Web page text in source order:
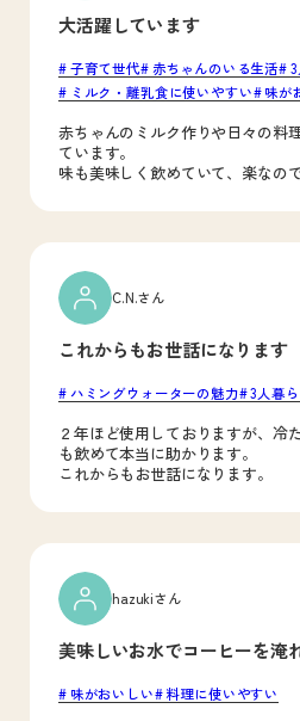
大活躍しています
子育て世代 赤ちゃんのいる生活 3
ミルク・離乳食に使いやすい 味が
赤ちゃんのミルク作りや日々の料
ています。
味も美味しく飲めていて、楽なの
これからもお世話になります
ハミングウォーターの魅力 3人暮
C.N.さん
２年ほど使用しておりますが、冷
も飲めて本当に助かります。
これからもお世話になります。
美味しいお水でコーヒーを淹
味がおいしい 料理に使いやすい
hazukiさん